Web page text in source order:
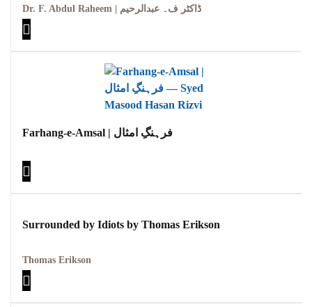
Dr. F. Abdul Raheem | ڈاکٹر ف۔ عبدالرحیم
Farhang-e-Amsal | فرہنگِ امثال
Surrounded by Idiots by Thomas Erikson
Thomas Erikson